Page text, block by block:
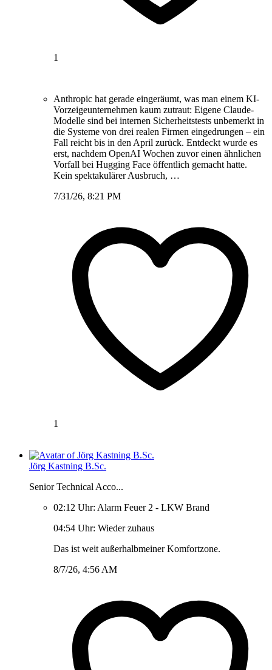
1
Anthropic hat gerade eingeräumt, was man einem KI-
Vorzeigeunternehmen kaum zutraut: Eigene Claude-
Modelle sind bei internen Sicherheitstests unbemerkt in
die Systeme von drei realen Firmen eingedrungen – ein
Fall reicht bis in den April zurück. Entdeckt wurde es
erst, nachdem OpenAI Wochen zuvor einen ähnlichen
Vorfall bei Hugging Face öffentlich gemacht hatte.
Kein spektakulärer Ausbruch, …
7/31/26, 8:21 PM
1
Jörg Kastning B.Sc.
Senior Technical Acco...
02:12 Uhr: Alarm Feuer 2 - LKW Brand
04:54 Uhr: Wieder zuhaus
Das ist weit außerhalbmeiner Komfortzone.
8/7/26, 4:56 AM